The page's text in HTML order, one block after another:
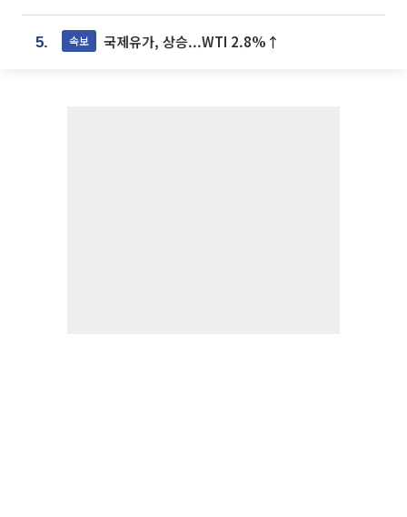
5. 속보 국제유가, 상승...WTI 2.8%↑